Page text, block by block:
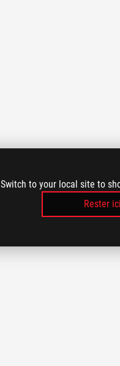
Switch to your local site to
Rester ici